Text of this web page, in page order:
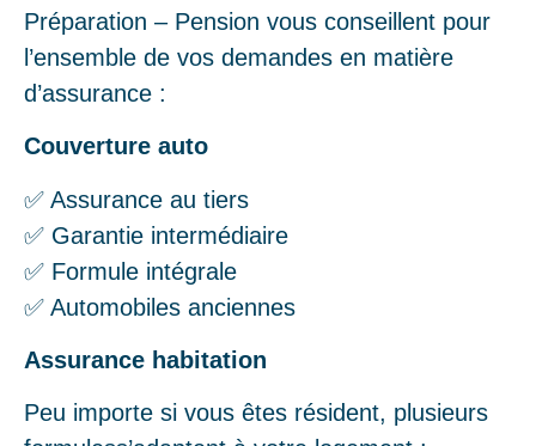
Préparation – Pension vous conseillent pour
l’ensemble de vos demandes en matière
d’assurance :
Couverture auto
✅ Assurance au tiers
✅ Garantie intermédiaire
✅ Formule intégrale
✅ Automobiles anciennes
Assurance habitation
Peu importe si vous êtes résident, plusieurs